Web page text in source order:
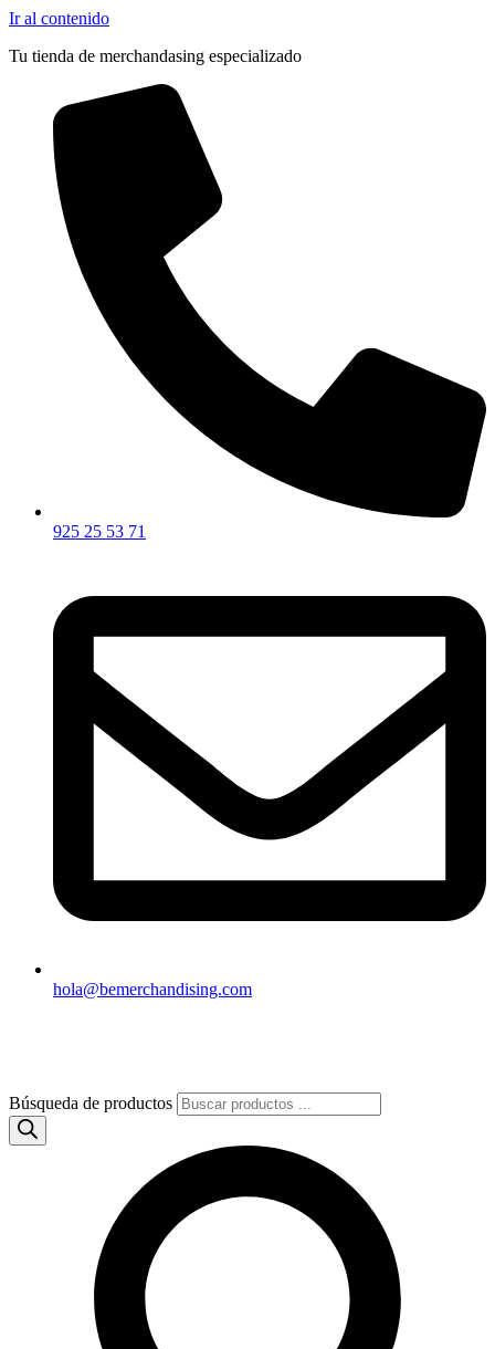
Ir al contenido
Tu tienda de merchandasing especializado
925 25 53 71
hola@bemerchandising.com
Búsqueda de productos
Outlet